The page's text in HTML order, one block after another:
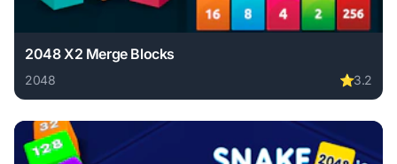
2048 X2 Merge Blocks
2048 ⭐3.2
Play 2048 X2 Merge Blocks online free. 2048 game, no